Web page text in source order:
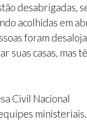
desabrigadas,
acolhidas em
foram
suas casas, mas
Civil Nacional